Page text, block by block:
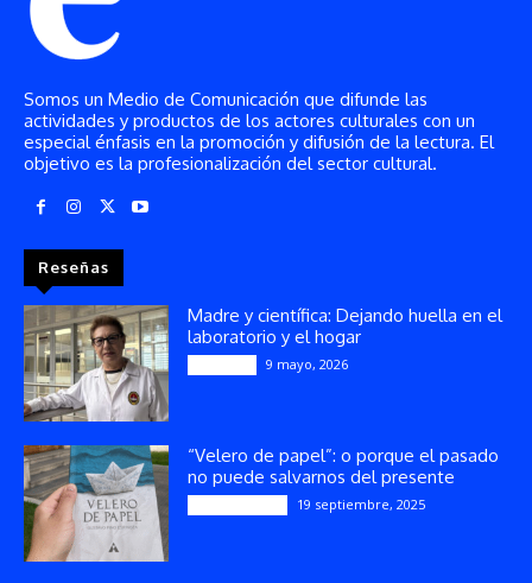
Somos un Medio de Comunicación que difunde las
actividades y productos de los actores culturales con un
especial énfasis en la promoción y difusión de la lectura. El
objetivo es la profesionalización del sector cultural.
Reseñas
Madre y científica: Dejando huella en el
laboratorio y el hogar
9 mayo, 2026
“Velero de papel”: o porque el pasado
no puede salvarnos del presente
19 septiembre, 2025